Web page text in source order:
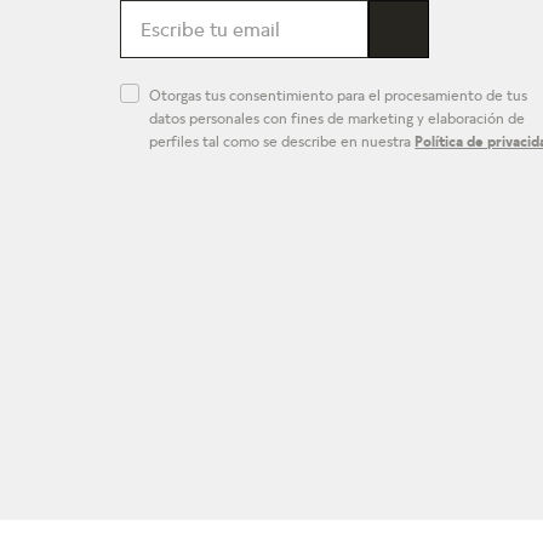
Otorgas tus consentimiento para el procesamiento de tus
datos personales con fines de marketing y elaboración de
perfiles tal como se describe en nuestra Política de